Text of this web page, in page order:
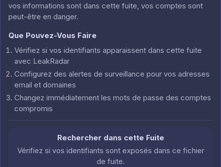
vos informations sont dans cette fuite, vos comptes sont
peut-être en danger.
Que Pouvez-Vous Faire
Vérifiez si vos identifiants apparaissent dans cette fuite
avec LeakRadar
Configurez des alertes de surveillance pour vos adresses
email et domaines
Changez immédiatement les mots de passe des comptes
compromis
Rechercher dans cette Fuite
Vérifiez si vos identifiants sont exposés dans ce fichier
de fuite.